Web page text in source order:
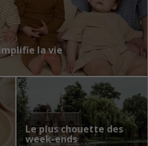
la vie
Le plus chouette des
week-ends